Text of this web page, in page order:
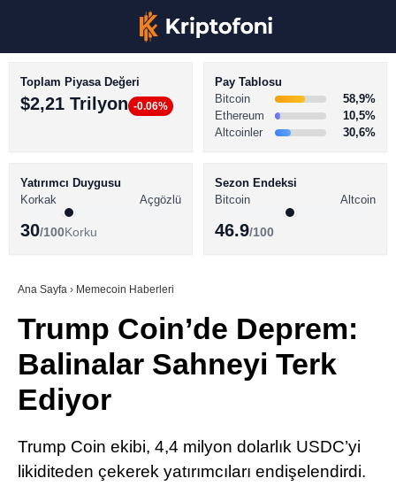
Youtube
TikTok
LinkedIn
BİTCOİN HABERLERİ
ALTCOİN HABERLERİ
SÖZLÜK
Toplam Piyasa Değeri
$2,21 Trilyon -0.06%
Pay Tablosu
Bitcoin
58,9%
Ethereum
10,5%
Altcoinler
30,6%
Yatırımcı Duygusu
Korkak
Açgözlü
30/100Korku
Sezon Endeksi
Bitcoin
Altcoin
46.9/100
Ana Sayfa › Memecoin Haberleri
Trump Coin’de Deprem:
Balinalar Sahneyi Terk
Ediyor
Trump Coin ekibi, 4,4 milyon dolarlık USDC’yi
likiditeden çekerek yatırımcıları endişelendirdi.